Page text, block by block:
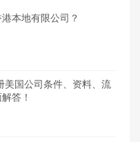
本地有限公司？
美国公司条件、资料、流
答！